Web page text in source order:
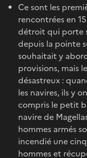
Ce sont les
rencontrées en
détroit qui porte
depuis la pointe
souhaitait y
provisions, mais
désastreux :
les navires, ils y
compris le petit
navire de
hommes armés
incendié une
hommes et